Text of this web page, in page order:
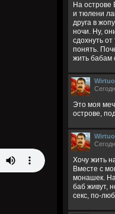
На острове
и тюлени
друга в
ночи. Ну,
сдохнуть
понять.
жить бабам
Это моя
острове,
Хочу жить
Вместе с
монашек.
баб живут,
секс, по-